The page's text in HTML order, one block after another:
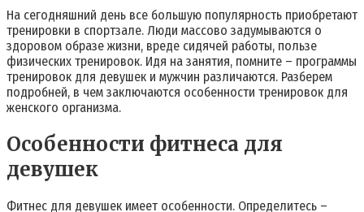
На сегодняшний день все большую популярность приобретают
тренировки в спортзале. Люди массово задумываются о
здоровом образе жизни, вреде сидячей работы, пользе
физических тренировок. Идя на занятия, помните – программы
тренировок для девушек и мужчин различаются. Разберем
подробней, в чем заключаются особенности тренировок для
женского организма.
Особенности фитнеса для
девушек
Фитнес для девушек имеет особенности. Определитесь –